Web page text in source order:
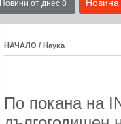
Новини от днес 8 Новина
НАЧАЛО / Наука
По покана на